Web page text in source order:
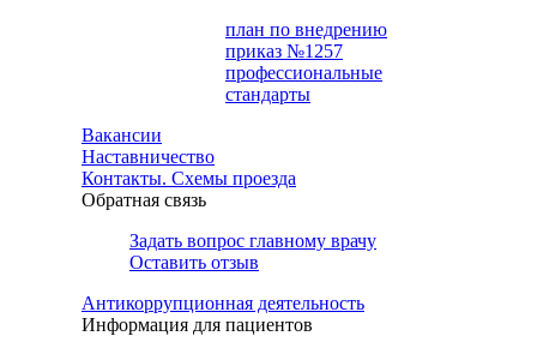
план по внедрению
приказ №1257
профессиональные
стандарты
Вакансии
Наставничество
Контакты. Схемы проезда
Обратная связь
Задать вопрос главному врачу
Оставить отзыв
Антикоррупционная деятельность
Информация для пациентов